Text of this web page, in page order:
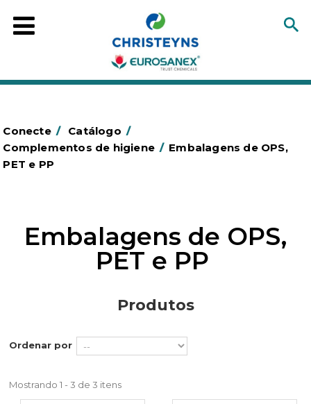
Conecte / Catálogo /
Complementos de higiene / Embalagens de OPS,
PET e PP
Embalagens de OPS,
PET e PP
Produtos
Ordenar por
Mostrando 1 - 3 de 3 itens